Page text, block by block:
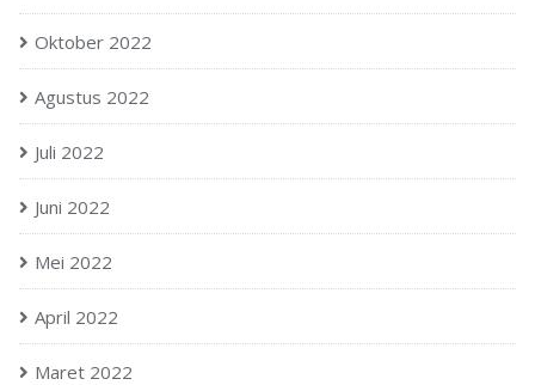
Oktober 2022
Agustus 2022
Juli 2022
Juni 2022
Mei 2022
April 2022
Maret 2022